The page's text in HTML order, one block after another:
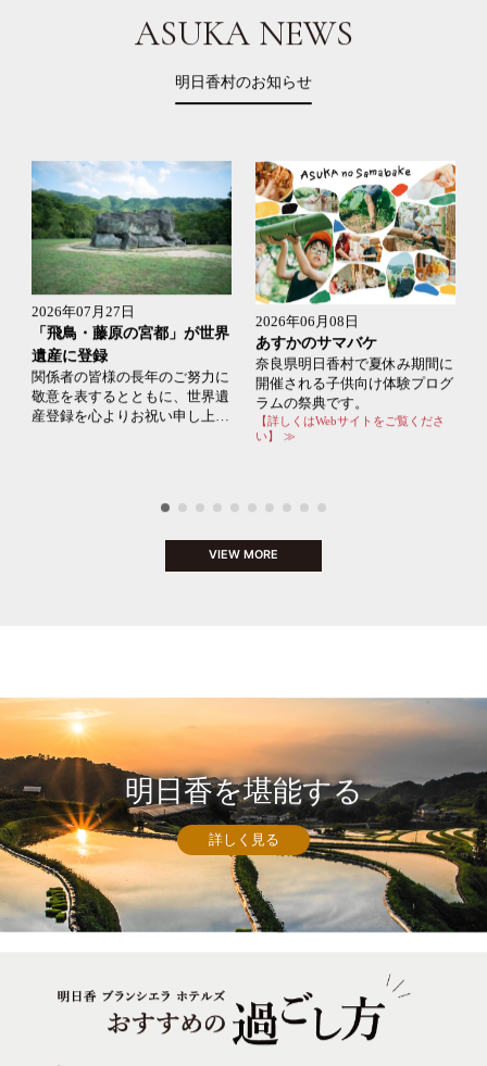
ASUKA NEWS
明日香村のお知らせ
2026年07月27日
「飛鳥・藤原の宮都」が世界
遺産に登録
関係者の皆様の長年のご努力に
敬意を表するとともに、世界遺
産登録を心よりお祝い申し上げ
2026年06月08日
あすかのサマバケ
奈良県明日香村で夏休み期間に
開催される子供向け体験プログ
ラムの祭典です。
【詳しくはWebサイトをご覧くださ
い】
VIEW MORE
明日香を堪能する
詳しく見る